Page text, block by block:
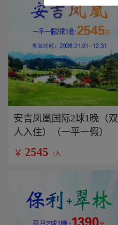
安吉凤凰国际2球1晚（双
人入住）（一平一假）
￥ 2545 /人